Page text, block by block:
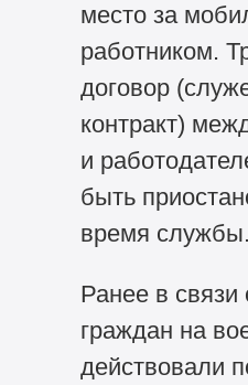
место за
работником.
договор
контракт)
и
быть
время службы.
Ранее в
граждан на
действовали